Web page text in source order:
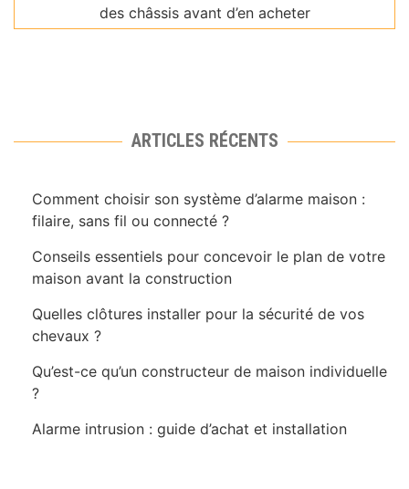
des châssis avant d’en acheter
ARTICLES RÉCENTS
Comment choisir son système d’alarme maison :
filaire, sans fil ou connecté ?
Conseils essentiels pour concevoir le plan de votre
maison avant la construction
Quelles clôtures installer pour la sécurité de vos
chevaux ?
Qu’est-ce qu’un constructeur de maison individuelle
?
Alarme intrusion : guide d’achat et installation